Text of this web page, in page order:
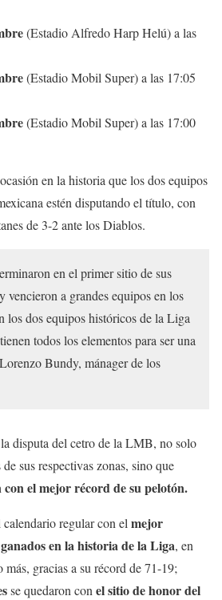
(Estadio Alfredo Harp Helú) a las
(Estadio Mobil Super) a las 17:05
(Estadio Mobil Super) a las 17:00
en la historia que los dos equipos
estén disputando el título, con
de 3-2 ante los Diablos.
en el primer sitio de sus
vencieron a grandes equipos en los
los dos equipos históricos de la Liga
todos los elementos para ser una
Bundy, mánager de los
la disputa del cetro de la LMB, no solo
sus respectivas zonas, sino que
con el mejor récord de su pelotón.
regular con el mejor
en la historia de la Liga, en
más, gracias a su récord de 71-19;
se quedaron con el sitio de honor del